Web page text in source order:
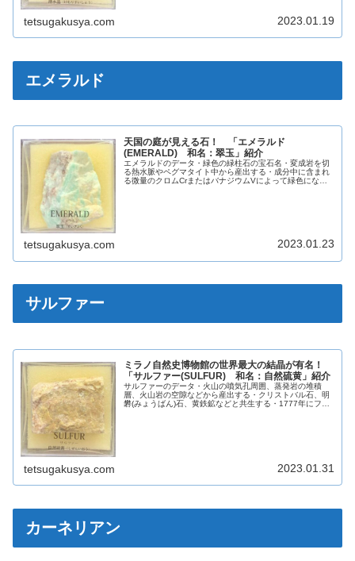
tetsugakusya.com 2023.01.19
エメラルド
天国の庭が見える石！ 「エメラルド
(EMERALD) 和名：翠玉」紹介
エメラルドのデータ・緑色の緑柱石の宝石名・変成岩を切
る熱水脈やペグマタイト中から産出する・成分中に含まれ
る微量のクロムCrまたはバナジウムVによって緑色にな
tetsugakusya.com 2023.01.23
サルファー
ミラノ自然史博物館の世界最大の結晶が有名！
「サルファー(SULFUR) 和名：自然硫黄」紹介
サルファーのデータ・火山の噴気孔周囲、蒸発岩の堆積
層、火山岩の空隙などから産出する・クリストバル石、明
礬(みょうばん)石、黄鉄鉱などと共生する・1777年にフラ
tetsugakusya.com 2023.01.31
カーネリアン